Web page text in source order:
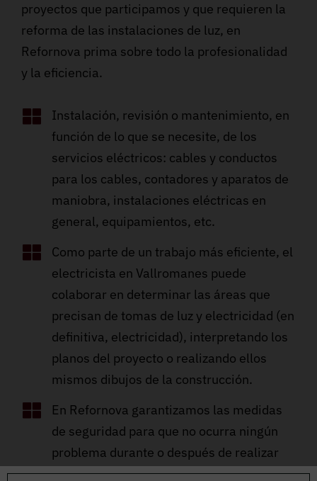
proyectos que participamos y que requieren la
reforma de las instalaciones de luz, en
Refornova prima sobre todo la profesionalidad
y la eficiencia.
Instalación, revisión o mantenimiento, en
función de lo que se necesite, de los
servicios eléctricos: cables y conductos
para los cables, contadores y aparatos de
maniobra, instalaciones eléctricas en
general, equipamientos, etc.
Como parte de un trabajo más eficiente, el
electricista en Vallromanes puede
colaborar en determinar las áreas que
precisan de tomas de luz y electricidad (en
definitiva, electricidad), interpretando los
planos del proyecto o realizando ellos
mismos dibujos de la construcción.
En Refornova garantizamos las medidas
de seguridad para que no ocurra ningún
problema durante o después de realizar
una reforma en la instalación de la luz. En